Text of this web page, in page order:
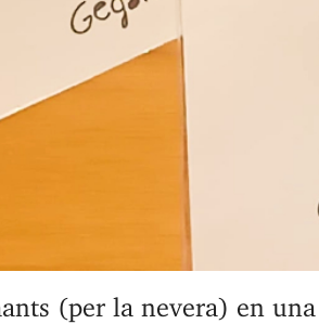
(per la nevera) en